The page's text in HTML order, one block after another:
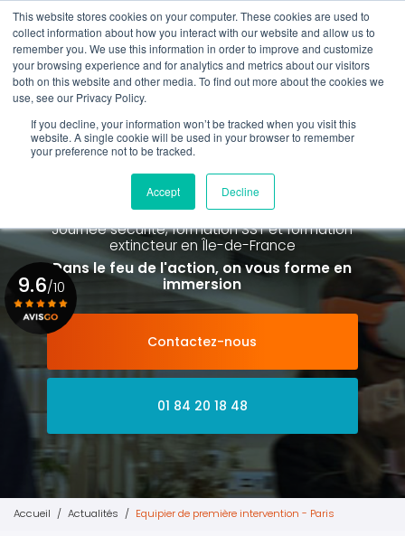
This website stores cookies on your computer. These cookies are used to
collect information about how you interact with our website and allow us to
remember you. We use this information in order to improve and customize
your browsing experience and for analytics and metrics about our visitors
both on this website and other media. To find out more about the cookies we
use, see our Privacy Policy.
If you decline, your information won’t be tracked when you visit this
website. A single cookie will be used in your browser to remember
your preference not to be tracked.
Accept Decline
Aller
au
contenu
principal
01 84 20 18 48
Rappel gratuit
Spécialiste de la formation SST et
de la Formation Incendie
à Paris La Défense depuis 2015
Journée sécurité, formation SST et formation
extincteuren Île-de-France
Dans le feu de l'action, on vous forme en
immersion
Contactez-nous
01 84 20 18 48
9.6/10
Voir le certificat
Accueil Actualités Equipier de première intervention - Paris